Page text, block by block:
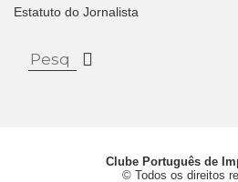
Estatuto do Jornalista
Clube Português de
© Todos os direitos